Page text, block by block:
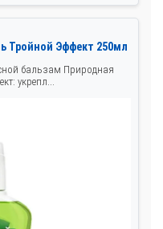
Тройной Эффект 250мл
бальзам Природная
укрепл...